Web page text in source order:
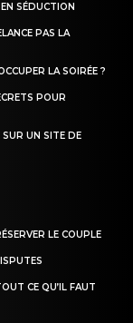
SÉDUCTION
PAS LA
LA SOIRÉE ?
POUR
SUR UN SITE DE
LE COUPLE
CE QU’IL FAUT